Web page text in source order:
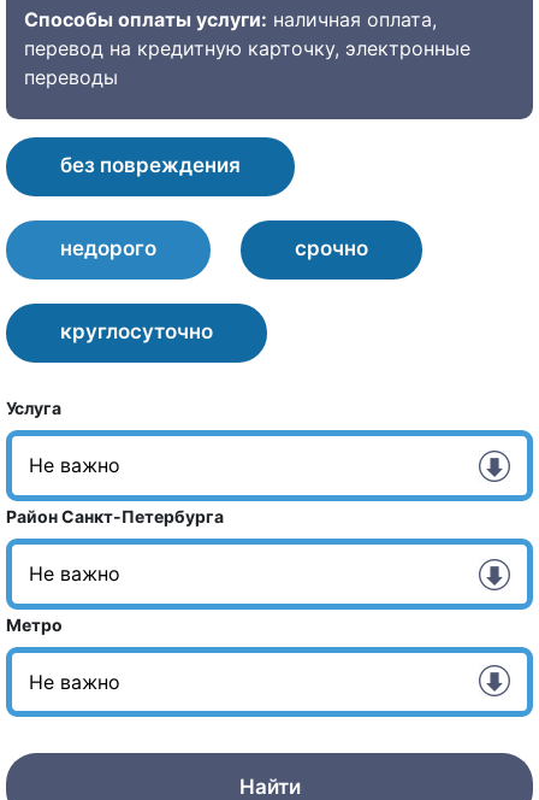
Способы оплаты услуги: наличная оплата,
перевод на кредитную карточку, электронные
переводы
без повреждения
недорого срочно
круглосуточно
Услуга
Район Санкт-Петербурга
Метро
Найти